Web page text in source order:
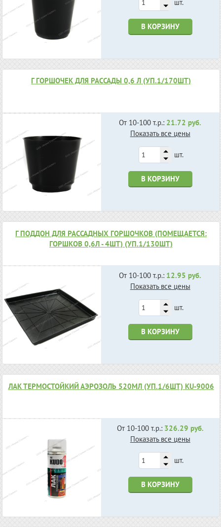
шт.
В КОРЗИНУ
Г ГОРШОЧЕК ДЛЯ РАССАДЫ 0,6 Л (УП.1/170ШТ)
От 10-100 т.р.: 21.72 руб.
Показать все цены
шт.
В КОРЗИНУ
Г ПОДДОН ДЛЯ РАССАДНЫХ ГОРШОЧКОВ (ПОМЕЩАЕТСЯ:
ГОРШКОВ 0,6Л - 4ШТ) (УП.1/130ШТ)
От 10-100 т.р.: 12.95 руб.
Показать все цены
шт.
В КОРЗИНУ
ЛАК ТЕРМОСТОЙКИЙ АЭРОЗОЛЬ 520МЛ (УП.1/6ШТ) KU-9006
От 10-100 т.р.: 326.29 руб.
Показать все цены
шт.
В КОРЗИНУ